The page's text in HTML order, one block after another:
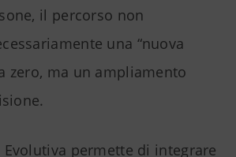
il percorso non
una “nuova
zero, ma un ampliamento
permette di integrare